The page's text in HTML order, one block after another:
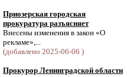
Приозерская городская
прокуратура разъясняет
Внесены изменения в закон «О
рекламе»,...
(добавлено 2025-06-06 )
Прокурор Ленинградской области